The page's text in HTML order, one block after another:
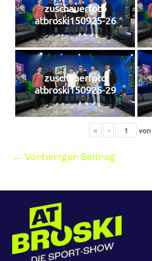
zuschauerfoto
atbroski150925-26
zuschauerfoto
atbroski150925-29
« ‹ von
← Vorheriger Beitrag